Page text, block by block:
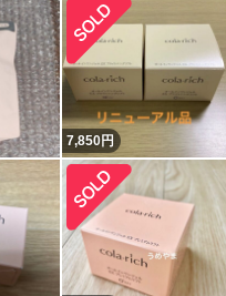
7,850円